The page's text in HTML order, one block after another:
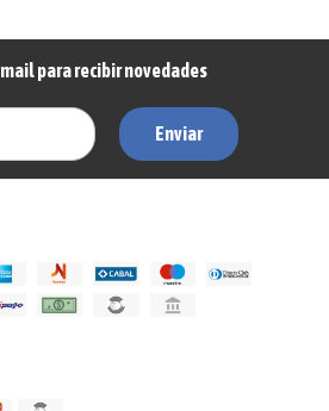
para recibir novedades
Enviar